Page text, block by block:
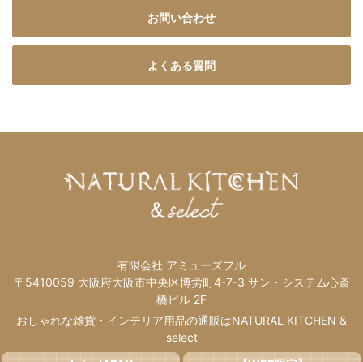
お問い合わせ
よくある質問
有限会社 アミューズフル
〒5410059 大阪府大阪市中央区博労町4-7-3 サン・システム心斎
橋ビル 2F
おしゃれな雑貨・インテリア用品の通販はNATURAL KITCHEN &
select